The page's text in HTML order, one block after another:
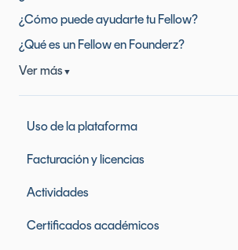
¿Cómo puede ayudarte tu Fellow?
¿Qué es un Fellow en Founderz?
Ver más▼
Uso de la plataforma
Mi perfil y datos personales
Mensajes
Mis notas
Facturación y licencias
Licencias de Founderz
Licencias de herramientas incluidas
Actividades
Certificados académicos